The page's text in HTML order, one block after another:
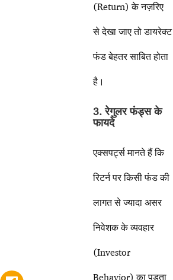
(Return) के नज़रिए
से देखा जाए तो डायरेक्ट
फंड बेहतर साबित होता
है।
3. रेगुलर फंड्स के
फायदे
एक्सपर्ट्स मानते हैं कि
रिटर्न पर किसी फंड की
लागत से ज्यादा असर
निवेशक के व्यवहार
(Investor
Behavior) का पड़ता